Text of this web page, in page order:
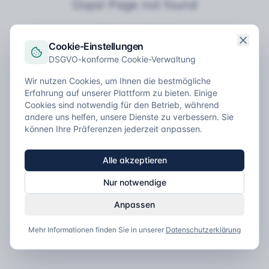
Cookie-Einstellungen
DSGVO-konforme Cookie-Verwaltung
Wir nutzen Cookies, um Ihnen die bestmögliche
Erfahrung auf unserer Plattform zu bieten. Einige
Cookies sind notwendig für den Betrieb, während
andere uns helfen, unsere Dienste zu verbessern. Sie
können Ihre Präferenzen jederzeit anpassen.
Alle akzeptieren
Nur notwendige
Anpassen
Mehr Informationen finden Sie in unserer Datenschutzerklärung
Oops! Page not found